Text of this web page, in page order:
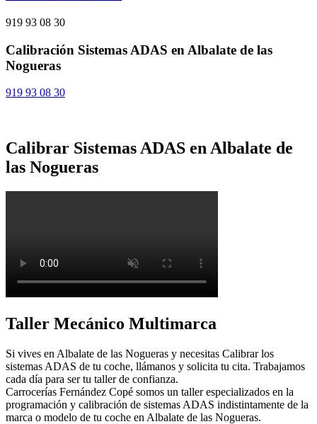
919 93 08 30
Calibración Sistemas ADAS en Albalate de las
Nogueras
919 93 08 30
Calibrar Sistemas ADAS en Albalate de
las Nogueras
Taller Mecánico Multimarca
Si vives en Albalate de las Nogueras y necesitas Calibrar los
sistemas ADAS de tu coche, llámanos y solicita tu cita. Trabajamos
cada día para ser tu taller de confianza.
Carrocerías Fernández Copé somos un taller especializados en la
programación y calibración de sistemas ADAS indistintamente de la
marca o modelo de tu coche en Albalate de las Nogueras.